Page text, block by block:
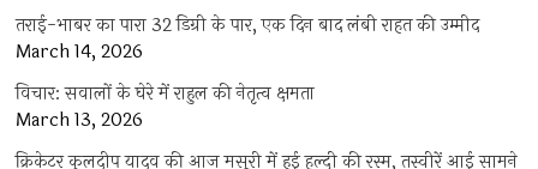
तराई-भाबर का पारा 32 डिग्री के पार, एक दिन बाद लंबी राहत की उम्मीद
March 14, 2026
विचार: सवालों के घेरे में राहुल की नेतृत्व क्षमता
March 13, 2026
क्रिकेटर कुलदीप यादव की आज मसूरी में हुई हल्दी की रस्म, तस्वीरें आई सामने